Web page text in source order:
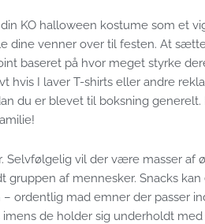
KO halloween kostume som et
dine venner over til festen. At
baseret på hvor meget styrke
I laver T-shirts eller andre
du er blevet til boksning
vil der være masser
af ​​mennesker. Snacks
ordentlig mad emner der passer
de holder sig underholdt